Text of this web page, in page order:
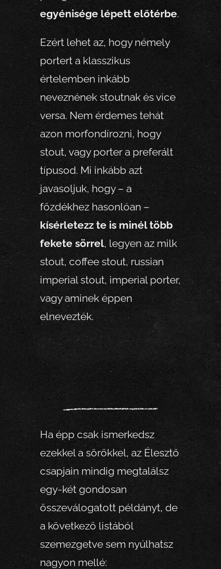
egyénisége lépett előtérbe.
Ezért lehet az, hogy némely
portert a klasszikus
értelemben inkább
neveznének stoutnak és vice
versa. Nem érdemes tehát
azon morfondírozni, hogy
stout, vagy porter a preferált
típusod. Mi inkább azt
javasoljuk, hogy – a
főzdékhez hasonlóan –
kísérletezz te is minél több
fekete sörrel, legyen az milk
stout, coffee stout, russian
imperial stout, imperial porter,
vagy aminek éppen
elnevezték.
Ha épp csak ismerkedsz
ezekkel a sörökkel, az Élesztő
csapjain mindig megtalálsz
egy-két gondosan
összeválogatott példányt, de
a következő listából
szemezgetve sem nyúlhatsz
nagyon mellé: